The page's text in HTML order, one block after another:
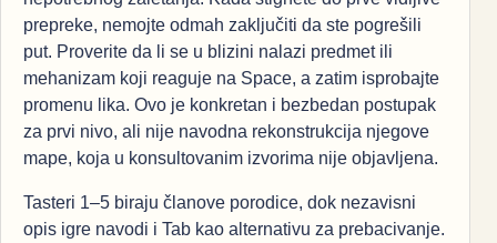
prepreke, nemojte odmah zaključiti da ste pogrešili
put. Proverite da li se u blizini nalazi predmet ili
mehanizam koji reaguje na Space, a zatim isprobajte
promenu lika. Ovo je konkretan i bezbedan postupak
za prvi nivo, ali nije navodna rekonstrukcija njegove
mape, koja u konsultovanim izvorima nije objavljena.
Tasteri 1–5 biraju članove porodice, dok nezavisni
opis igre navodi i Tab kao alternativu za prebacivanje.